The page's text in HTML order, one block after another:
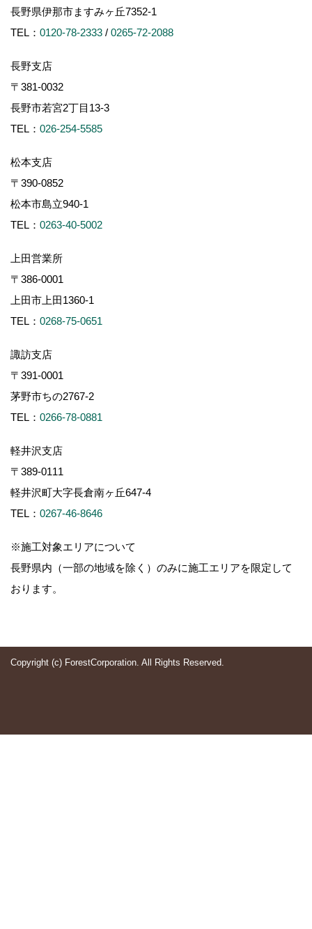
上田市上田1360-1
TEL： 0268-75-0651
諏訪支店
〒391-0001
茅野市ちの2767-2
TEL： 0266-78-0881
軽井沢支店
〒389-0111
軽井沢町大字長倉南ヶ丘647-4
TEL： 0267-46-8646
※施工対象エリアについて
長野県内（一部の地域を除く）のみに施工エリアを限定して
おります。
Copyright (c) ForestCorporation. All Rights Reserved.